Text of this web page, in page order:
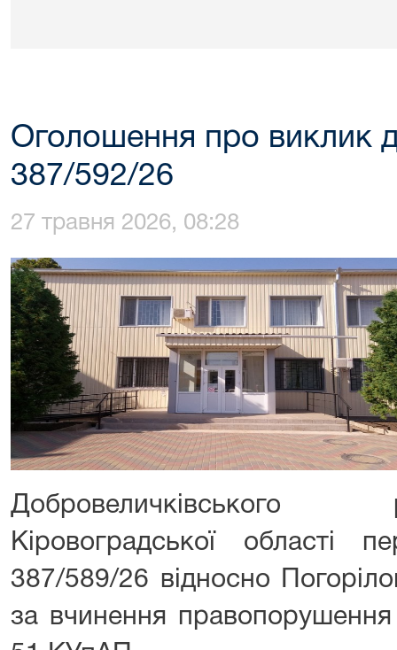
Оголошення про виклик
387/592/26
27 травня 2026, 08:28
Кіровоградської
387/589/26 відносно
за вчинення